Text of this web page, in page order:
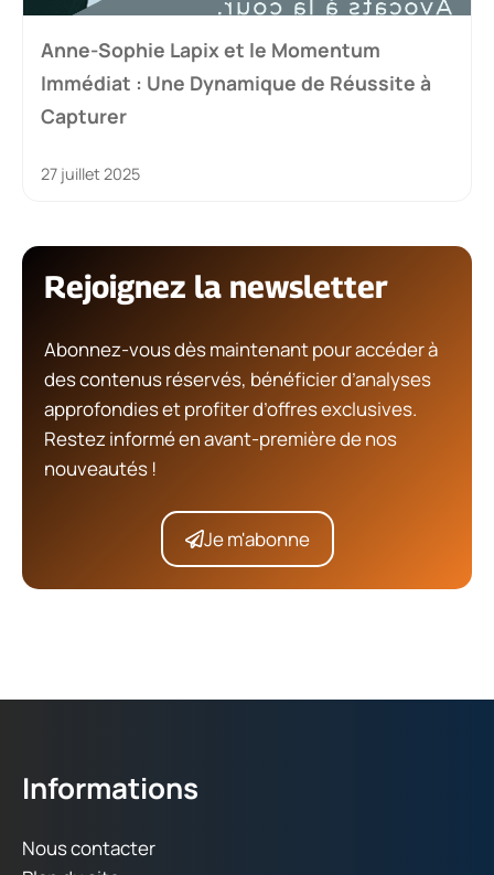
Anne-Sophie Lapix et le Momentum
Immédiat : Une Dynamique de Réussite à
Capturer
27 juillet 2025
Rejoignez la newsletter
Abonnez-vous dès maintenant pour accéder à
des contenus réservés, bénéficier d’analyses
approfondies et profiter d’offres exclusives.
Restez informé en avant-première de nos
nouveautés !
Je m'abonne
Informations
Nous contacter